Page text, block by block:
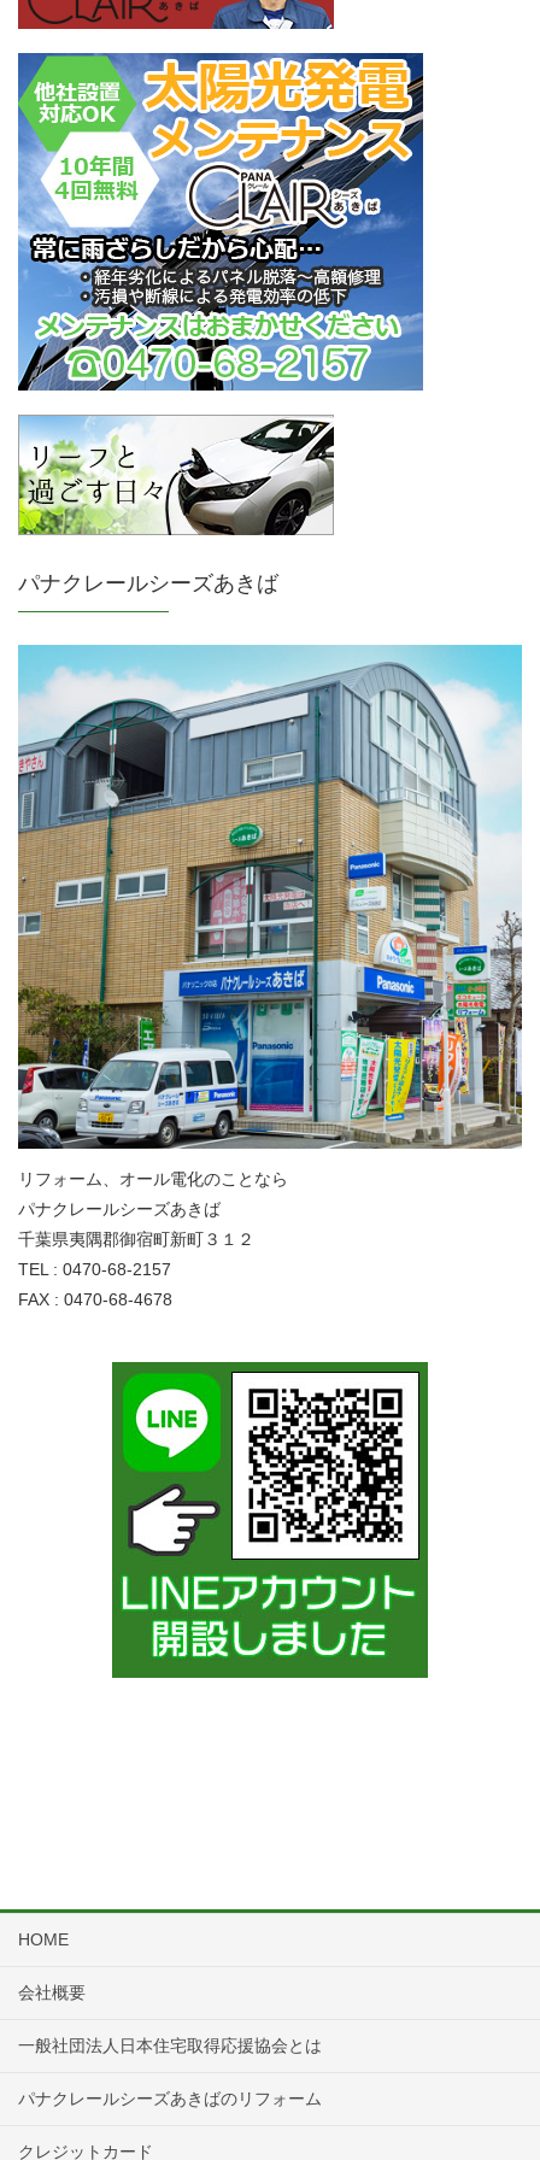
パナクレールシーズあきば
リフォーム、オール電化のことなら
パナクレールシーズあきば
千葉県夷隅郡御宿町新町３１２
TEL : 0470-68-2157
FAX : 0470-68-4678
HOME
会社概要
一般社団法人日本住宅取得応援協会とは
パナクレールシーズあきばのリフォーム
クレジットカード